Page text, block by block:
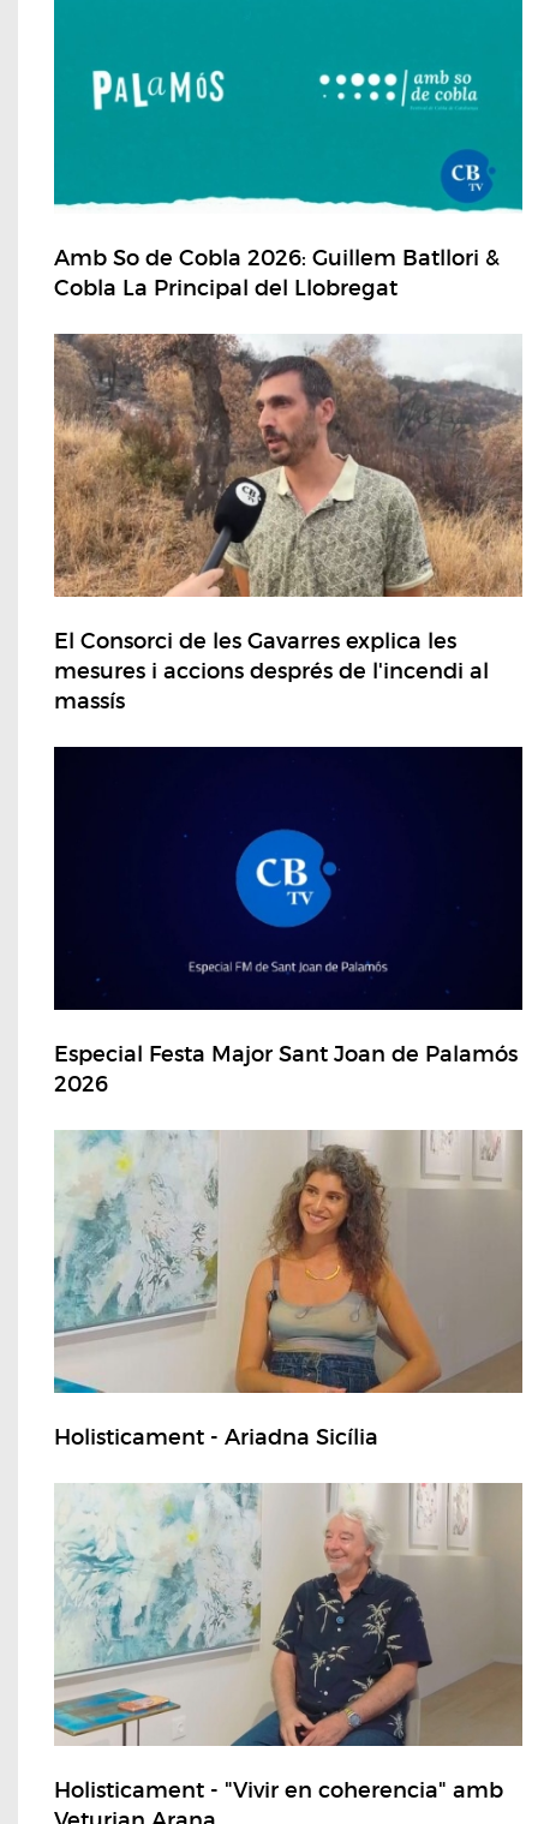
Amb So de Cobla 2026: Guillem Batllori &
Cobla La Principal del Llobregat
El Consorci de les Gavarres explica les
mesures i accions després de l'incendi al
massís
Especial Festa Major Sant Joan de Palamós
2026
Holisticament - Ariadna Sicília
Holisticament - "Vivir en coherencia" amb